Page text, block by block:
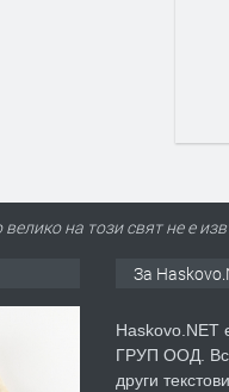
на този свят не е
За
ГРУП ООД.
други